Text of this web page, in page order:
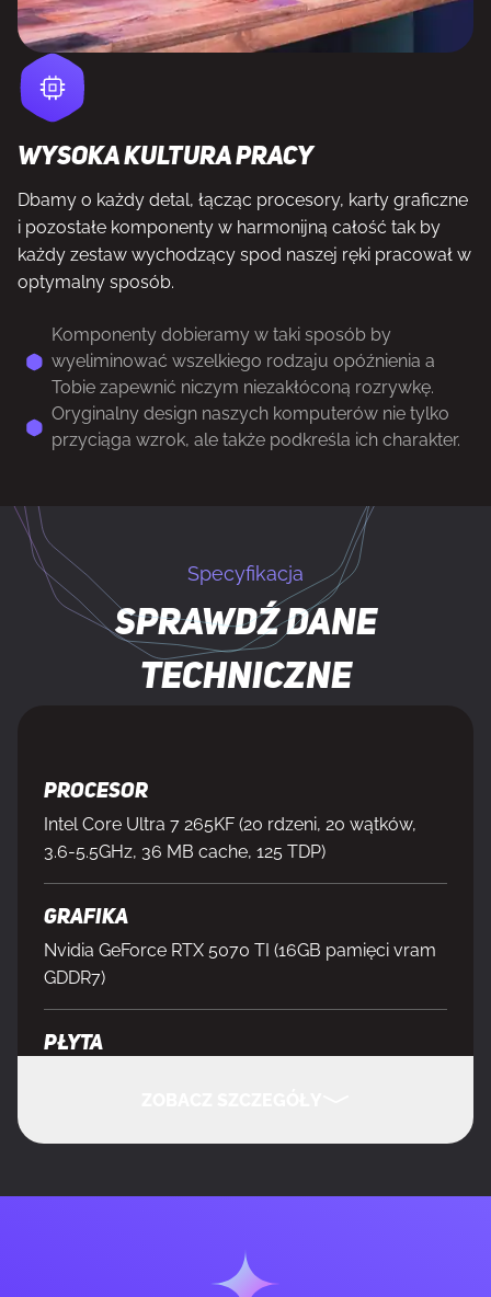
Wysoka kultura pracy
Dbamy o każdy detal, łącząc procesory, karty graficzne
i pozostałe komponenty w harmonijną całość tak by
każdy zestaw wychodzący spod naszej ręki pracował w
optymalny sposób.
Komponenty dobieramy w taki sposób by
wyeliminować wszelkiego rodzaju opóźnienia a
Tobie zapewnić niczym niezakłóconą rozrywkę.
Oryginalny design naszych komputerów nie tylko
przyciąga wzrok, ale także podkreśla ich charakter.
Specyfikacja
Sprawdź dane
techniczne
Procesor
Intel Core Ultra 7 265KF (20 rdzeni, 20 wątków,
3.6-5.5GHz, 36 MB cache, 125 TDP)
Grafika
Nvidia GeForce RTX 5070 TI (16GB pamięci vram
GDDR7)
Płyta
DDR5, 32 GB, 6000MHz, CL32